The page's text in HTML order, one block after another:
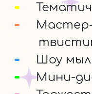
Мастер-
Шоу
Мини-